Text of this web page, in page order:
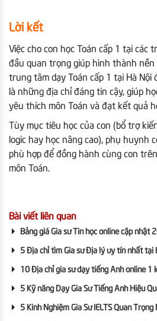
Lời kết
Việc cho con học Toán cấp 1 tại các
đầu quan trọng giúp hình thành
trung tâm dạy Toán cấp 1 tại Hà Nội
là những địa chỉ đáng tin cậy, giúp
yêu thích môn Toán và đạt kết quả
Tùy mục tiêu học của con (bổ trợ
logic hay học nâng cao), phụ huynh
phù hợp để đồng hành cùng con
môn Toán.
Bài viết liên quan
Bảng giá Gia sư Tin học online cập nhật
5 Địa chỉ tìm Gia sư Địa lý uy tín nhất tại
10 Địa chỉ gia sư dạy tiếng Anh online 1
5 Kỹ năng Dạy Gia Sư Tiếng Anh Hiệu
5 Kinh Nghiệm Gia Sư IELTS Quan Trọng